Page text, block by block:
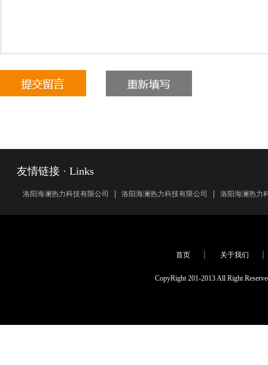
友情链接 · Links
洛阳海澜热力科技有限公司 洛阳海澜热力科技有限公司 洛阳海澜热力
首页 关于我们
CopyRight 201-2013 All Right